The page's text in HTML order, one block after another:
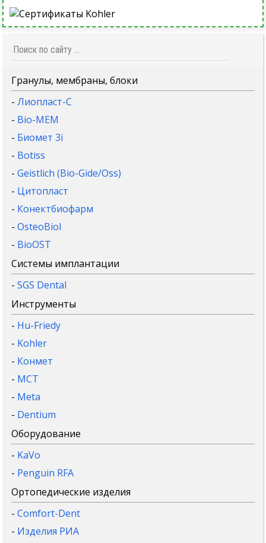
Гранулы, мембраны, блоки
-Лиопласт-С
- Bio-MEM
- Биомет 3i
- Botiss
-Geistlich (Bio-Gide/Oss)
- Цитопласт
- Конектбиофарм
-OsteoBiol
- BioOST
Системы имплантации
-SGS Dental
Инструменты
- Hu-Friedy
- Kohler
- Конмет
- MCT
- Meta
- Dentium
Оборудование
- KaVo
- Penguin RFA
Ортопедические изделия
-Comfort-Dent
- Изделия РИА